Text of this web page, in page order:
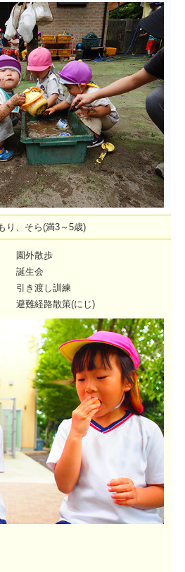
り、そら(満3～5歳)
園外散歩
誕生会
引き渡し訓練
避難経路散策(にじ)